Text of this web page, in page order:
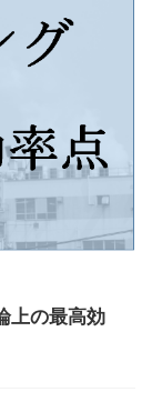
上の最高効